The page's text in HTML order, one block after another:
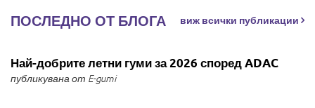
ПОСЛЕДНО ОТ БЛОГА виж всички публикации
Най-добрите летни гуми за 2026 според ADAC
публикувана от E-gumi